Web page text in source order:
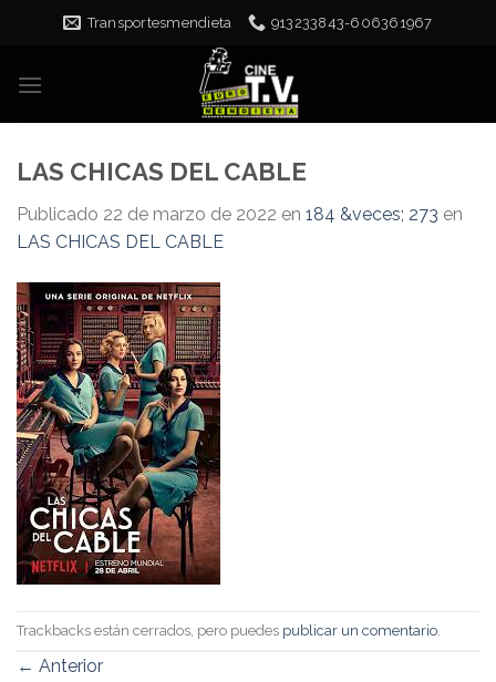
Transportesmendieta 913233843-606361967
LAS CHICAS DEL CABLE
Publicado 22 de marzo de 2022 en 184 &veces; 273 en
LAS CHICAS DEL CABLE
Trackbacks están cerrados, pero puedes publicar un comentario
← Anterior